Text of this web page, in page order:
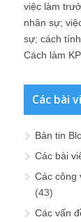
việc làm
nhân sự;
sự; cách
Cách làm
Các bài
Bản tin
Các bài
Các công
(43)
Các vấn